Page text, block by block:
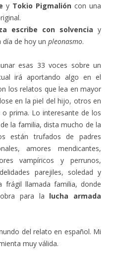
y Tokio Pigmalióncon una
escribe con solvencia y
día de hoy un pleonasmo.
esas 33 voces sobre un
irá aportando algo en el
los relatos que lea en mayor
en la piel del hijo, otros en
prima. Lo interesante de los
la familia, dista mucho de la
están trufados de padres
amores mendicantes,
vampíricos y perrunos,
parejiles, soledad y
frágil llamada familia, donde
para la lucha armada
del relato en español. Mi
muy válida.